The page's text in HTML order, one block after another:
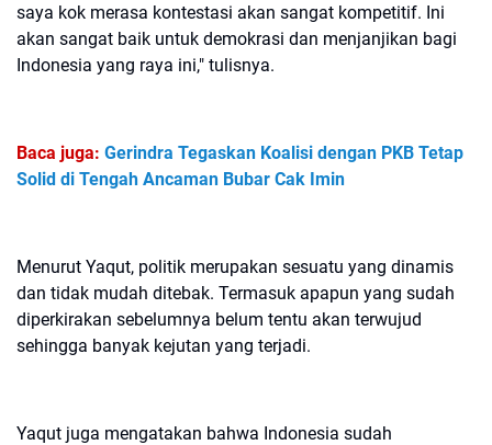
saya kok merasa kontestasi akan sangat kompetitif. Ini
akan sangat baik untuk demokrasi dan menjanjikan bagi
Indonesia yang raya ini," tulisnya.
Baca juga: Gerindra Tegaskan Koalisi dengan PKB Tetap
Solid di Tengah Ancaman Bubar Cak Imin
Menurut Yaqut, politik merupakan sesuatu yang dinamis
dan tidak mudah ditebak. Termasuk apapun yang sudah
diperkirakan sebelumnya belum tentu akan terwujud
sehingga banyak kejutan yang terjadi.
Yaqut juga mengatakan bahwa Indonesia sudah